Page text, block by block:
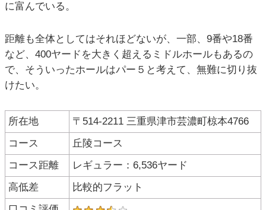
に富んでいる。
距離も全体としてはそれほどないが、一部、9番や18番
など、400ヤードを大きく超えるミドルホールもあるの
で、そういったホールはパー５と考えて、無難に切り抜
けたい。
所在地
〒514-2211 三重県津市芸濃町椋本4766
コース
丘陵コース
コース距離
レギュラー：6,536ヤード
高低差
比較的フラット